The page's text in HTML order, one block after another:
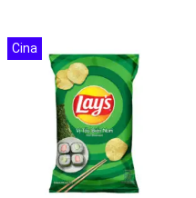
Cina